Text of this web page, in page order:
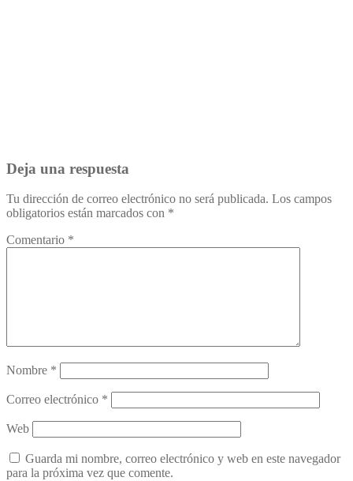
Deja una respuesta
Tu dirección de correo electrónico no será publicada. Los campos
obligatorios están marcados con *
Comentario *
Nombre *
Correo electrónico *
Web
Guarda mi nombre, correo electrónico y web en este navegador
para la próxima vez que comente.